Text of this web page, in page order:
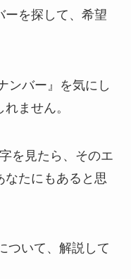
ーを探して、希望
ンバー』を気にし
ません。
を見たら、そのエ
なたにもあると思
ついて、解説して